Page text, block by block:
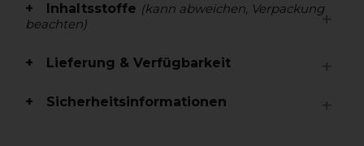
Inhaltsstoffe (kann abweichen, Verpackung
beachten)
Lieferung & Verfügbarkeit
Sicherheitsinformationen